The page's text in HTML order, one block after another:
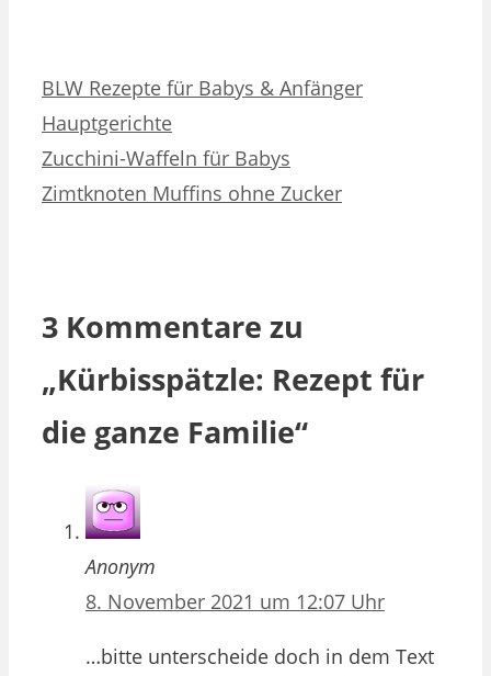
Kategorien
BLW Rezepte für Babys & AnfängerSchlagwörter
Hauptgerichte
Zucchini-Waffeln für Babys
Zimtknoten Muffins ohne Zucker
3 Kommentare zu
„Kürbisspätzle: Rezept für
die ganze Familie“
Anonym
8. November 2021 um 12:07 Uhr
…bitte unterscheide doch in dem Text